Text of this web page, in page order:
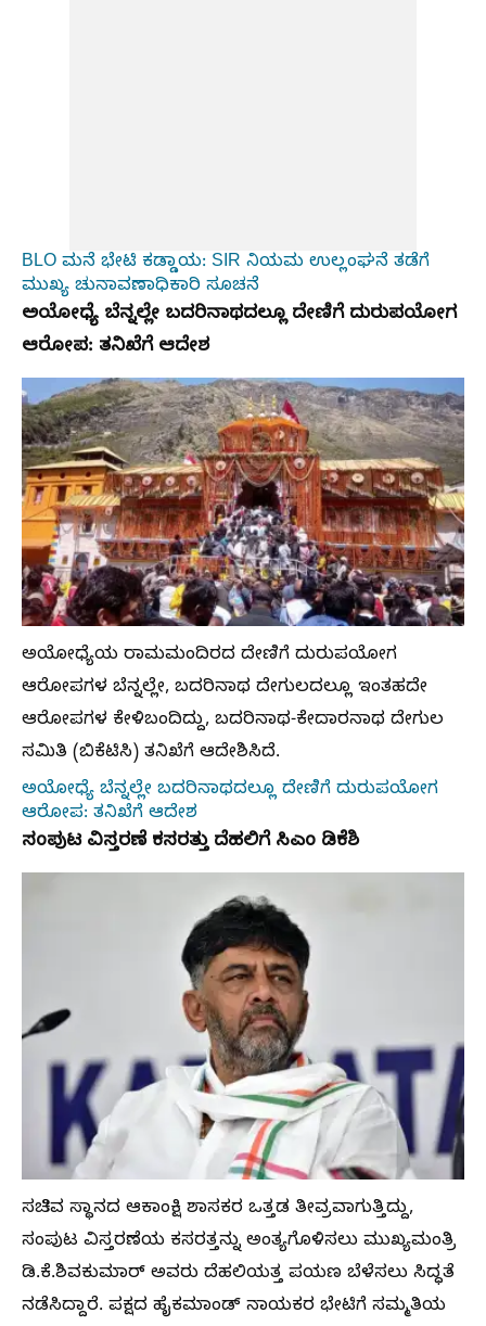
BLO ಮನೆ ಭೇಟಿ ಕಡ್ಡಾಯ: SIR ನಿಯಮ ಉಲ್ಲಂಘನೆ ತಡೆಗೆ
ಮುಖ್ಯ ಚುನಾವಣಾಧಿಕಾರಿ ಸೂಚನೆ
ಅಯೋಧ್ಯೆ ಬೆನ್ನಲ್ಲೇ ಬದರಿನಾಥದಲ್ಲೂ ದೇಣಿಗೆ ದುರುಪಯೋಗ
ಆರೋಪ: ತನಿಖೆಗೆ ಆದೇಶ
ಅಯೋಧ್ಯೆಯ ರಾಮಮಂದಿರದ ದೇಣಿಗೆ ದುರುಪಯೋಗ
ಆರೋಪಗಳ ಬೆನ್ನಲ್ಲೇ, ಬದರಿನಾಥ ದೇಗುಲದಲ್ಲೂ ಇಂತಹದೇ
ಆರೋಪಗಳ ಕೇಳಿಬಂದಿದ್ದು, ಬದರಿನಾಥ-ಕೇದಾರನಾಥ ದೇಗುಲ
ಸಮಿತಿ (ಬಿಕೆಟಿಸಿ) ತನಿಖೆಗೆ ಆದೇಶಿಸಿದೆ.
ಅಯೋಧ್ಯೆ ಬೆನ್ನಲ್ಲೇ ಬದರಿನಾಥದಲ್ಲೂ ದೇಣಿಗೆ ದುರುಪಯೋಗ
ಆರೋಪ: ತನಿಖೆಗೆ ಆದೇಶ
ಸಂಪುಟ ವಿಸ್ತರಣೆ ಕಸರತ್ತು ದೆಹಲಿಗೆ ಸಿಎಂ ಡಿಕೆಶಿ
ಸಚಿವ ಸ್ಥಾನದ ಆಕಾಂಕ್ಷಿ ಶಾಸಕರ ಒತ್ತಡ ತೀವ್ರವಾಗುತ್ತಿದ್ದು,
ಸಂಪುಟ ವಿಸ್ತರಣೆಯ ಕಸರತ್ತನ್ನು ಅಂತ್ಯಗೊಳಿಸಲು ಮುಖ್ಯಮಂತ್ರಿ
ಡಿ.ಕೆ.ಶಿವಕುಮಾರ್‌ ಅವರು ದೆಹಲಿಯತ್ತ ಪಯಣ ಬೆಳೆಸಲು ಸಿದ್ಧತೆ
ನಡೆಸಿದ್ದಾರೆ. ಪಕ್ಷದ ಹೈಕಮಾಂಡ್‌ ನಾಯಕರ ಭೇಟಿಗೆ ಸಮ್ಮತಿಯ